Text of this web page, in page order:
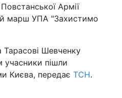
Армії
марш УПА "Захистимо
Тарасові Шевченку
учасники пішли
Києва, передає ТСН.